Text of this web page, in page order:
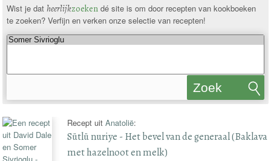
Wist je dat heerlijkzoekendé site is om door recepten van kookboeken
te zoeken? Verfijn en verken onze selectie van recepten!
Zoek
Recept uitAnatolië:
Sütlü nuriye - Het bevel van de generaal (Baklava
met hazelnoot en melk)